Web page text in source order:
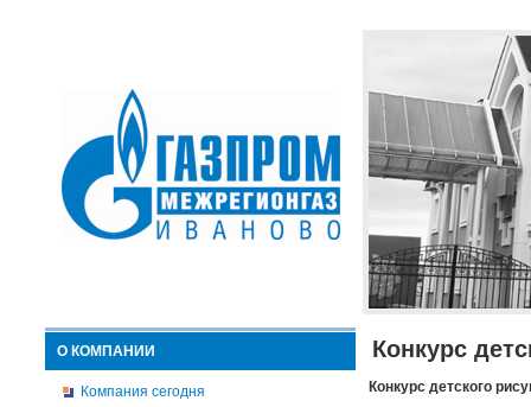
О КОМПАНИИ
Компания сегодня
Конкурс
Конкурс детского